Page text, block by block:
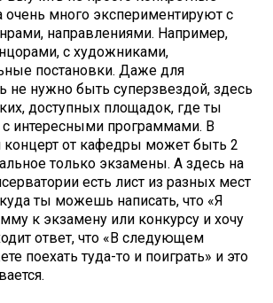
очень много экспериментируют с
направлениями. Например,
с художниками,
постановки. Даже для
не нужно быть суперзвездой, здесь
доступных площадок, где ты
интересными программами. В
концерт от кафедры может быть 2
только экзамены. А здесь на
есть лист из разных мест
ты можешь написать, что «Я
к экзамену или конкурсу и хочу
ответ, что «В следующем
поехать туда-то и поиграть» и это